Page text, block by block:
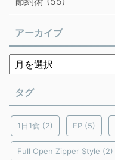
アーカイブ
タグ
1日1食 (2) FP (5)
Full Open Zipper Style (2)